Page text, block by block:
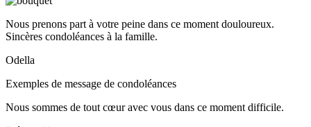
Nous prenons part à votre peine dans ce moment douloureux.
Sincères condoléances à la famille.
Odella
Exemples de message de condoléances
Nous sommes de tout cœur avec vous dans ce moment difficile.